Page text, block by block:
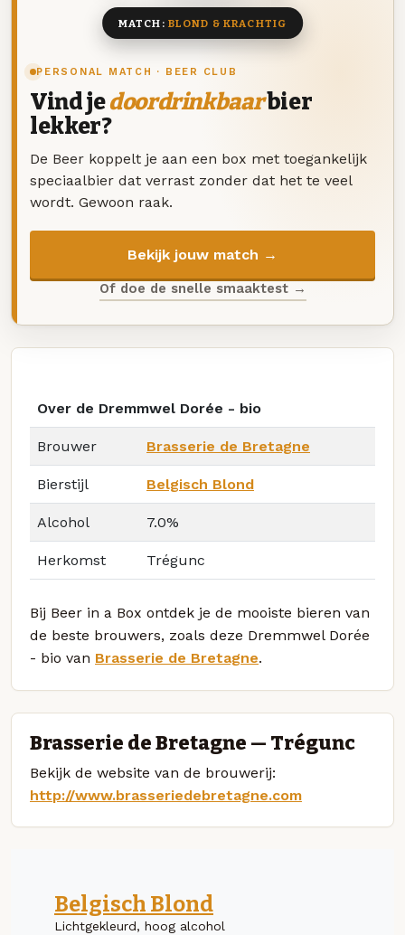
PERSONAL MATCH · BEER CLUB
Vind jedoordrinkbaarbier
lekker?
De Beer koppelt je aan een box met toegankelijk
speciaalbier dat verrast zonder dat het te veel
wordt. Gewoon raak.
Bekijk jouw match →
Of doe de snelle smaaktest →
MATCH: BLOND & KRACHTIG
Over de Dremmwel Dorée - bio
Brouwer Brasserie de Bretagne
Bierstijl Belgisch Blond
Alcohol 7.0%
Herkomst Trégunc
Bij Beer in a Box ontdek je de mooiste bieren van
de beste brouwers, zoals deze Dremmwel Dorée
- bio van Brasserie de Bretagne.
Brasserie de Bretagne — Trégunc
Bekijk de website van de brouwerij:
http://www.brasseriedebretagne.com
Belgisch Blond
Lichtgekleurd, hoog alcohol